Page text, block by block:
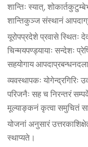
शान्तिः स्यात्,
शान्तिकुञ्ज संस्थानं
यूरोपप्रदेशे प्रवासे स्थितः
चिन्मयपण्ड्यायाः सन्देशः
सहयोगाय
व्यवस्थापकः
परिजनैः सह च निरन्तरं
मूल्याङ्कनं कृत्वा समुचितं
योजनां अनुसारं
स्थाप्यते।